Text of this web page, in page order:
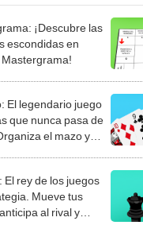
¡Descubre las
escondidas en
El legendario juego
que nunca pasa de
el mazo y
El rey de los juegos
Mueve tus
al rival y